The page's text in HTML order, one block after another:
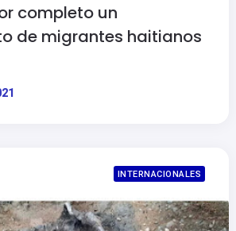
completo un
de migrantes haitianos
INTERNACIONALES